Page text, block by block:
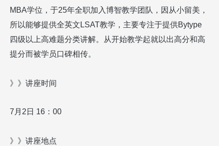
MBA学位，于25年全职加入博智教学团队，因从小留美，
所以能够提供全英文 LSAT教学，主要专注于提供Bytype
四级以上高难题分类讲解。从开始教学起就以出高分和高
提分而被学员口碑相传。
》》讲座时间
7 月 2 日 16 ： 00
》》讲座地点